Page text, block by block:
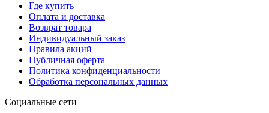
Где купить
Оплата и доставка
Возврат товара
Индивидуальный заказ
Правила акций
Публичная оферта
Политика конфиденциальности
Обработка персональных данных
Социальные сети